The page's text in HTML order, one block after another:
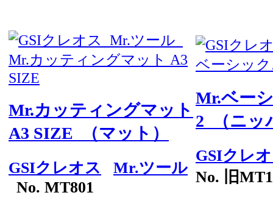
Mr.カッティングマット
A3 SIZE （マット）
GSIクレオス
Mr.ツール
No. MT801
Mr.ベー
2 （ニッ
GSIクレ
No. 旧